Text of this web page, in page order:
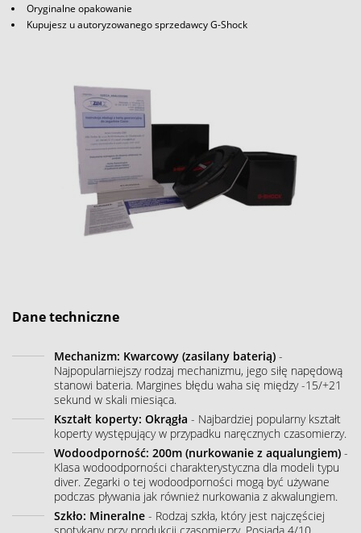
Oryginalne opakowanie
Kupujesz u autoryzowanego sprzedawcy G-Shock
Dane techniczne
Mechanizm: Kwarcowy (zasilany baterią) -
Najpopularniejszy rodzaj mechanizmu, jego siłę napędową
stanowi bateria. Margines błędu waha się między -15/+21
sekund w skali miesiąca.
Kształt koperty: Okrągła - Najbardziej popularny kształt
koperty występujący w przypadku naręcznych czasomierzy.
Wodoodporność: 200m (nurkowanie z aqualungiem) -
Klasa wodoodporności charakterystyczna dla modeli typu
diver. Zegarki o tej wodoodporności mogą być używane
podczas pływania jak również nurkowania z akwalungiem.
Szkło: Mineralne - Rodzaj szkła, który jest najczęściej